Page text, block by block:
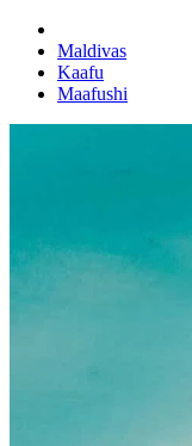
Maldivas
Kaafu
Maafushi